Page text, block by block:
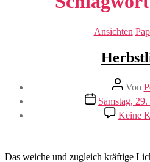
Ansichten
Von
Samstag,
Keine
Das weiche und zugleich kräftige